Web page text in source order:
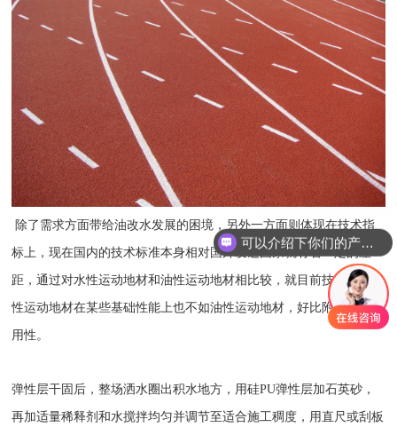
除了需求方面带给油改水发展的困境，另外一方面则体现在技术指
标上，现在国内的技术标准本身相对国外发达国家就有着一定的差
距，通过对水性运动地材和油性运动地材相比较，就目前技术来说水
性运动地材在某些基础性能上也不如油性运动地材，好比附着力和耐
用性。
弹性层干固后，整场洒水圈出积水地方，用硅PU弹性层加石英砂，
再加适量稀释剂和水搅拌均匀并调节至适合施工稠度，用直尺或刮板
可以介绍下你们的产品么